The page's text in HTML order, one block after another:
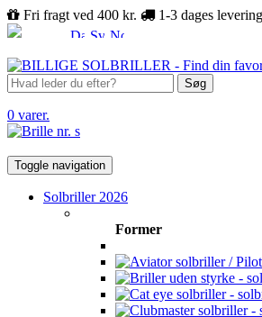
Fri fragt ved 400 kr. 1-3 dages levering
Søg
0 varer.
Toggle navigation
Solbriller 2026
Former